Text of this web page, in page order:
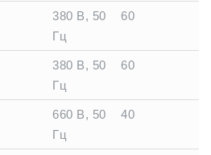
380 В, 50
Гц
60
380 В, 50
Гц
60
660 В, 50
Гц
40